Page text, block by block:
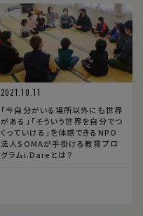
2021.10.11
「今自分がいる場所以外にも世界
がある」「そういう世界を自分でつ
くっていける」を体感できるNPO
法人SOMAが手掛ける教育プロ
グラムi.Dareとは？